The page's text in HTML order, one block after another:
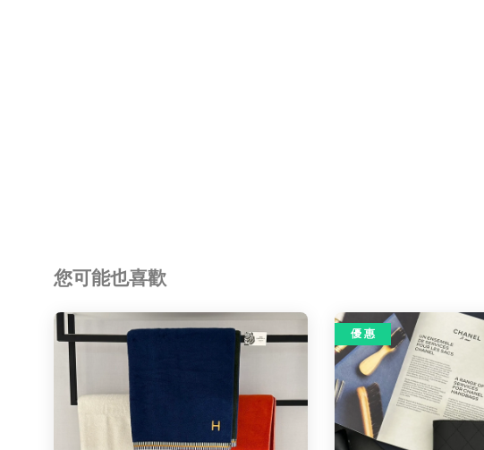
您可能也喜歡
優 惠